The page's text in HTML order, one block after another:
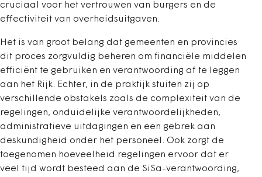
cruciaal voor het vertrouwen van burgers en de
effectiviteit van overheidsuitgaven.
Het is van groot belang dat gemeenten en provincies
dit proces zorgvuldig beheren om financiële middelen
efficiënt te gebruiken en verantwoording af te leggen
aan het Rijk. Echter, in de praktijk stuiten zij op
verschillende obstakels zoals de complexiteit van de
regelingen, onduidelijke verantwoordelijkheden,
administratieve uitdagingen en een gebrek aan
deskundigheid onder het personeel. Ook zorgt de
toegenomen hoeveelheid regelingen ervoor dat er
veel tijd wordt besteed aan de SiSa-verantwoording,